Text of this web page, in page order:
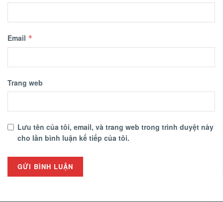
Email *
Trang web
Lưu tên của tôi, email, và trang web trong trình duyệt này
cho lần bình luận kế tiếp của tôi.